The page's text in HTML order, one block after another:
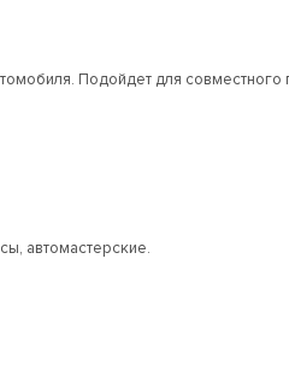
Подойдет для
автомастерские.